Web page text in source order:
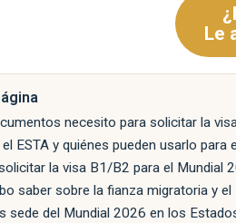
Le
necesito para solicitar la
el ESTA y quiénes pueden usarlo para
la visa B1/B2 para el Mundial
saber sobre la fianza migratoria y
sede del Mundial 2026 en los